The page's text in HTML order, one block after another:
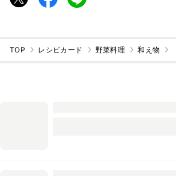
TOP レシピカード 野菜料理 和え物